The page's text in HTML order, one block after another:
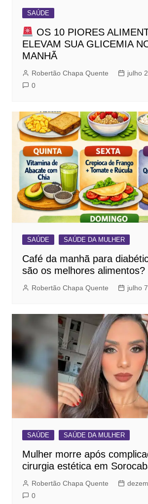
SAÚDE
OS 10 PIORES
ELEVAM SUA GLICEMIA
MANHÃ
Robertão Chapa Quente
julho
0
SAÚDE SAÚDE DA MULHER
Café da manhã para
são os melhores alimentos?
Robertão Chapa Quente julho
SAÚDE SAÚDE DA MULHER
Mulher morre após
cirurgia estética em
Robertão Chapa Quente
0